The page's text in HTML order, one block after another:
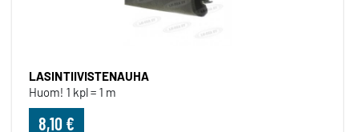
LASINTIIVISTENAUHA
Huom! 1 kpl = 1 m
8,10 €